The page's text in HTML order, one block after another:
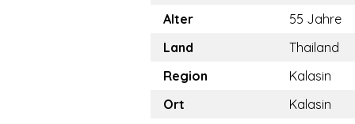
Alter
55 Jahre
Land
Thailand
Region
Kalasin
Ort
Kalasin